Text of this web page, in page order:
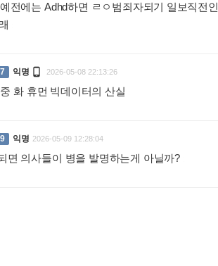
전에는 Adhd하면 ㄹㅇ범죄자되기 일보직전
7 익명  2026-05-08 22:13:26
화 휴먼 빅데이터의 산실
9 익명 2026-05-09 12:28:04
면 의사들이 병을 발명하는게 아닐까?